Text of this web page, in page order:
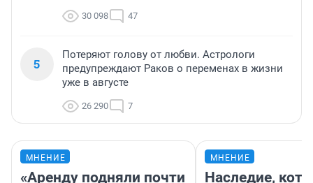
30 098 47
5
Потеряют голову от любви. Астрологи
предупреждают Раков о переменах в жизни
уже в августе
26 290 7
МНЕНИЕ
«Аренду подняли почти
МНЕНИЕ
Наследие,